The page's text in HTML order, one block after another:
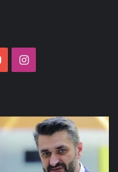
YouTubeInstagram